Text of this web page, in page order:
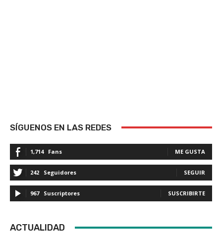
SÍGUENOS EN LAS REDES
1,714 Fans ME GUSTA
242 Seguidores SEGUIR
967 Suscriptores SUSCRIBIRTE
ACTUALIDAD